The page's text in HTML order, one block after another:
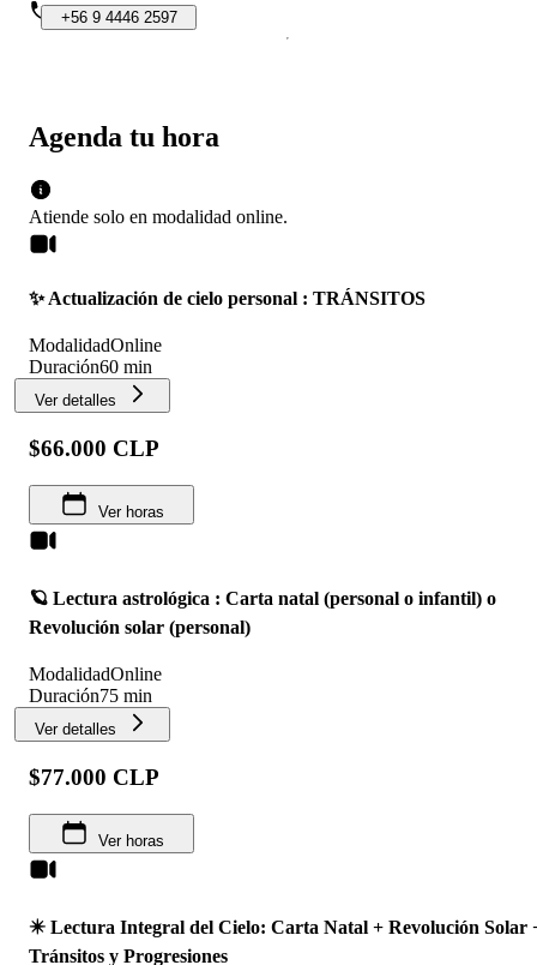
Agenda tu hora
Atiende solo en modalidad online.
✨ Actualización de cielo personal : TRÁNSITOS
ModalidadOnline
Duración60 min
Ver detalles
$66.000 CLP
Ver horas
🪐 Lectura astrológica : Carta natal (personal o infantil) o
Revolución solar (personal)
ModalidadOnline
Duración75 min
Ver detalles
$77.000 CLP
Ver horas
✴️ Lectura Integral del Cielo: Carta Natal + Revolución Solar
Tránsitos y Progresiones
+56 9 4446 2597